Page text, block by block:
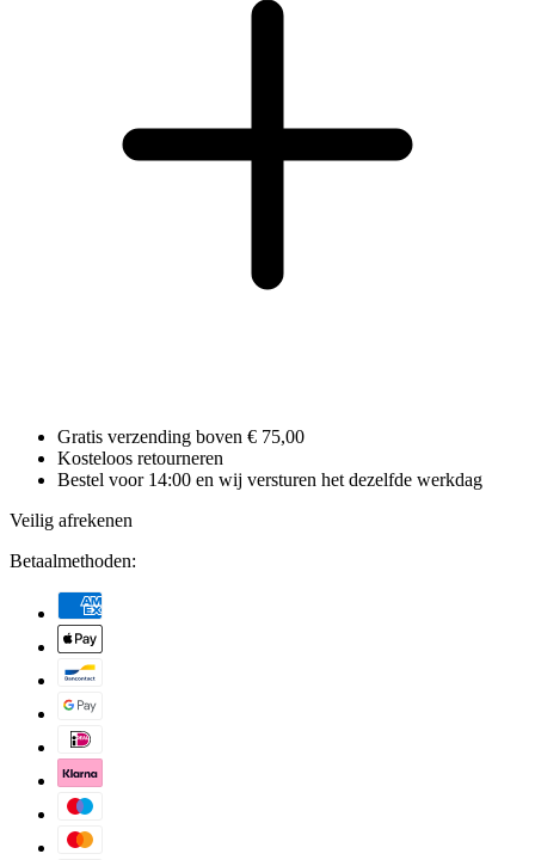
Gratis verzending boven € 75,00
Kosteloos retourneren
Bestel voor 14:00 en wij versturen het dezelfde werkdag
Veilig afrekenen
Betaalmethoden: